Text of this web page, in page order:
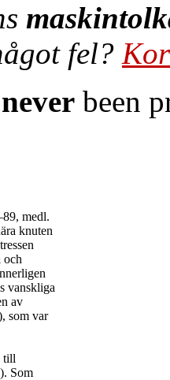
fel?
never been
medl.
knuten
och
vanskliga
av
som var
Som